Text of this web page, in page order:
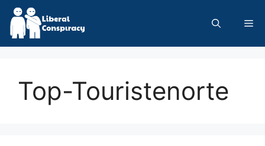
Skip
content
Top-Touristenorte